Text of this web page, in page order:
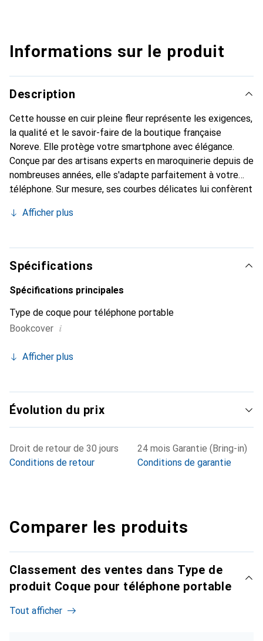
Informations sur le produit
Description
Cette housse en cuir pleine fleur représente les exigences,
la qualité et le savoir-faire de la boutique française
Noreve. Elle protège votre smartphone avec élégance.
Conçue par des artisans experts en maroquinerie depuis de
nombreuses années, elle s'adapte parfaitement à votre
téléphone. Sur mesure, ses courbes délicates lui confèrent
et indispensable pour votre smartphone. Reconnaître
marque Noreve est un choix sûr pour une clientèle
exigeante.
Afficher plus
Spécifications
Spécifications principales
Type de coque pour téléphone portable
Bookcover i
Afficher plus
Évolution du prix
Droit de retour de 30 jours
Conditions de retour
24 mois Garantie (Bring-in)
Conditions de garantie
Comparer les produits
Classement des ventes dans Type de
produit Coque pour téléphone portable
Tout afficher